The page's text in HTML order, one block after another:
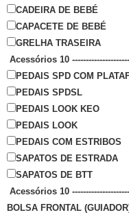
CADEIRA DE BEBÉ
CAPACETE DE BEBÉ
GRELHA TRASEIRA
Acessórios 10
PEDAIS SPD COM
PEDAIS SPDSL
PEDAIS LOOK KEO
PEDAIS LOOK
PEDAIS COM ESTRIBOS
SAPATOS DE ESTRADA
SAPATOS DE BTT
Acessórios 10
BOLSA FRONTAL